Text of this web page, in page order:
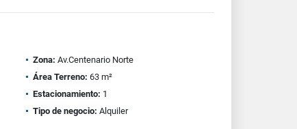
Zona: Av.Centenario Norte
Área Terreno: 63 m²
Estacionamiento: 1
Tipo de negocio: Alquiler